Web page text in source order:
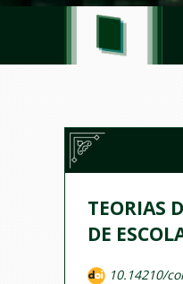
TEORIAS
DE
10.14210/